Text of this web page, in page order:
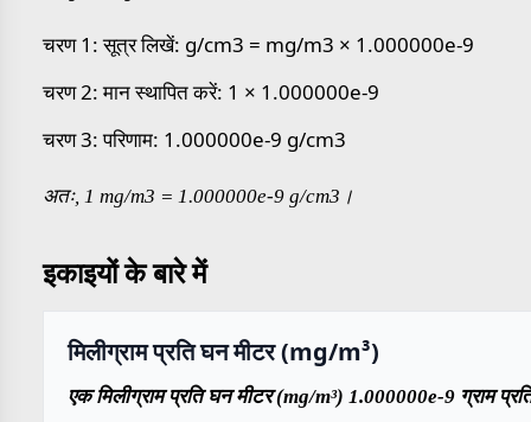
चरण 1: सूत्र लिखें: g/cm3 = mg/m3 × 1.000000e-9
चरण 2: मान स्थापित करें: 1 × 1.000000e-9
चरण 3: परिणाम: 1.000000e-9 g/cm3
अतः, 1 mg/m3 = 1.000000e-9 g/cm3।
इकाइयों के बारे में
मिलीग्राम प्रति घन मीटर (mg/m³)
एक मिलीग्राम प्रति घन मीटर (mg/m³) 1.000000e-9 ग्राम